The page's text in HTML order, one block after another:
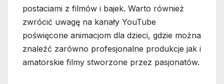
postaciami z filmów i bajek. Warto również
zwrócić uwagę na kanały YouTube
poświęcone animacjom dla dzieci, gdzie można
znaleźć zarówno profesjonalne produkcje jak i
amatorskie filmy stworzone przez pasjonatów.